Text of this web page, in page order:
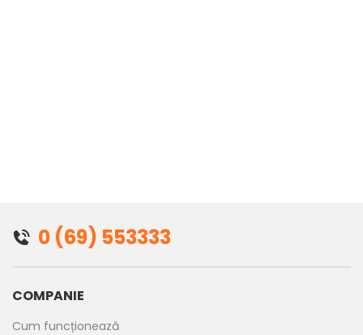
0 (69) 553333
COMPANIE
Cum funcționează